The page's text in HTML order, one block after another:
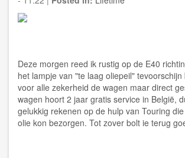
Deze morgen reed ik rustig op de E40
het lampje van "te laag oliepeil"
voor alle zekerheid de wagen maar direct
wagen hoort 2 jaar gratis service in België,
gelukkig rekenen op de hulp van Touring
olie kon bezorgen. Tot zover bolt ie terug